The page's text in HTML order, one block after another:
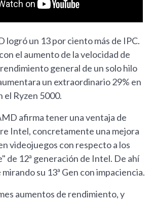
logró un 13 por ciento más de IPC.
el aumento de la velocidad de
general de un solo hilo
un extraordinario 29% en
el Ryzen 5000.
afirma tener una ventaja de
Intel, concretamente una mejora
videojuegos con respecto a los
de 12ª generación de Intel. De ahí
su 13ª Gen con impaciencia.
aumentos de rendimiento, y